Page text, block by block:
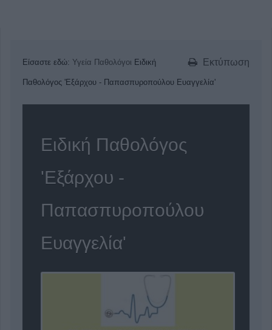
Εκτύπωση
Είσαστε εδώ: Υγεία Παθολόγοι Ειδική
Παθολόγος 'Εξάρχου - Παπασπυροπούλου Ευαγγελία'
Ειδική Παθολόγος
'Εξάρχου -
Παπασπυροπούλου
Ευαγγελία'